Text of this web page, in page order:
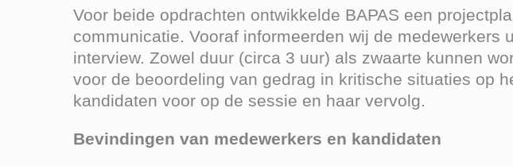
Voor beide opdrachten ontwikkelde BAPAS een
communicatie. Vooraf informeerden wij de medewerkers
interview. Zowel duur (circa 3 uur) als zwaarte kunnen
voor de beoordeling van gedrag in kritische situaties op
kandidaten voor op de sessie en haar vervolg.
Bevindingen van medewerkers en kandidaten